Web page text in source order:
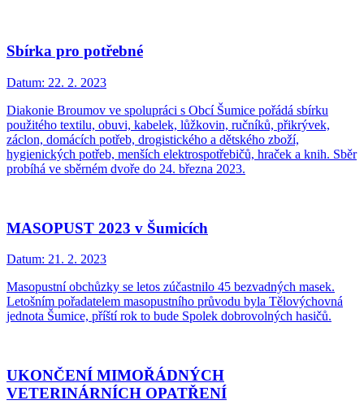
Sbírka pro potřebné
Datum: 22. 2. 2023
Diakonie Broumov ve spolupráci s Obcí Šumice pořádá sbírku
použitého textilu, obuvi, kabelek, lůžkovin, ručníků, přikrývek,
záclon, domácích potřeb, drogistického a dětského zboží,
hygienických potřeb, menších elektrospotřebičů, hraček a knih. Sběr
probíhá ve sběrném dvoře do 24. března 2023.
MASOPUST 2023 v Šumicích
Datum: 21. 2. 2023
Masopustní obchůzky se letos zúčastnilo 45 bezvadných masek.
Letošním pořadatelem masopustního průvodu byla Tělovýchovná
jednota Šumice, příští rok to bude Spolek dobrovolných hasičů.
UKONČENÍ MIMOŘÁDNÝCH
VETERINÁRNÍCH OPATŘENÍ